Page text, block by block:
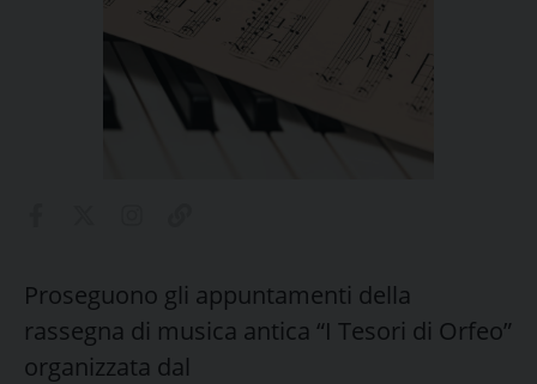
Proseguono gli appuntamenti della
rassegna di musica antica “I Tesori di Orfeo”
organizzata dal